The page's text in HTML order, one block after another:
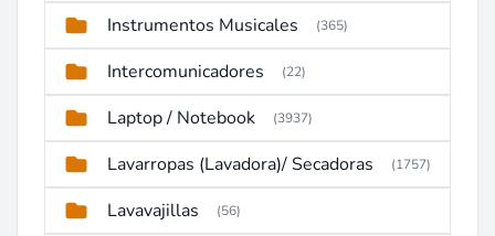
Instrumentos Musicales (365)
Intercomunicadores (22)
Laptop / Notebook (3937)
Lavarropas (Lavadora)/ Secadoras (1757)
Lavavajillas (56)